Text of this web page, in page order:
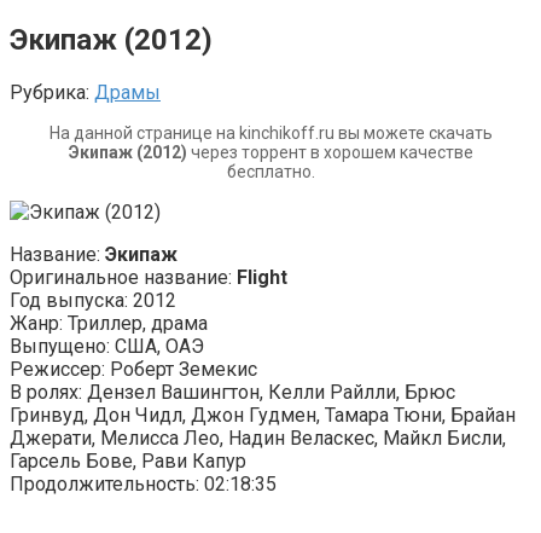
Экипаж (2012)
Рубрика: Драмы
На данной странице на kinchikoff.ru вы можете скачать
Экипаж (2012) через торрент в хорошем качестве
бесплатно.
Название: Экипаж
Оригинальное название: Flight
Год выпуска: 2012
Жанр: Триллер, драма
Выпущено: США, ОАЭ
Режиссер: Роберт Земекис
В ролях: Дензел Вашингтон, Келли Райлли, Брюс
Гринвуд, Дон Чидл, Джон Гудмен, Тамара Тюни, Брайан
Джерати, Мелисса Лео, Надин Веласкес, Майкл Бисли,
Гарсель Бове, Рави Капур
Продолжительность: 02:18:35